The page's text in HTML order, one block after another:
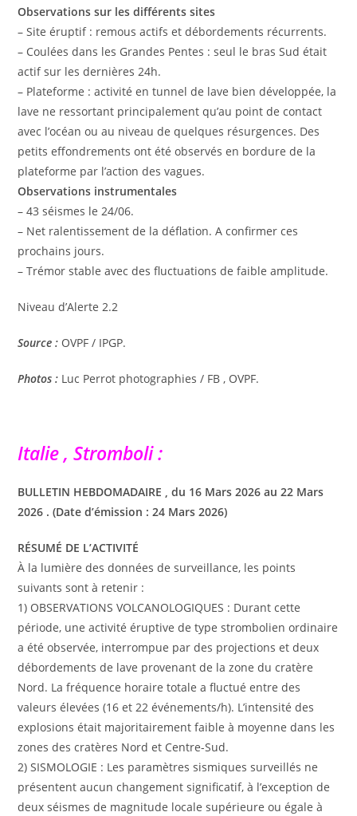
Observations sur les différents sites
– Site éruptif : remous actifs et débordements récurrents.
– Coulées dans les Grandes Pentes : seul le bras Sud était
actif sur les dernières 24h.
– Plateforme : activité en tunnel de lave bien développée, la
lave ne ressortant principalement qu’au point de contact
avec l’océan ou au niveau de quelques résurgences. Des
petits effondrements ont été observés en bordure de la
plateforme par l’action des vagues.
Observations instrumentales
– 43 séismes le 24/06.
– Net ralentissement de la déflation. A confirmer ces
prochains jours.
– Trémor stable avec des fluctuations de faible amplitude.
Niveau d’Alerte 2.2
Source : OVPF / IPGP.
Photos : Luc Perrot photographies / FB , OVPF.
Italie , Stromboli :
BULLETIN HEBDOMADAIRE , du 16 Mars 2026 au 22 Mars
2026 . (Date d’émission : 24 Mars 2026)
RÉSUMÉ DE L’ACTIVITÉ
À la lumière des données de surveillance, les points
suivants sont à retenir :
1) OBSERVATIONS VOLCANOLOGIQUES : Durant cette
période, une activité éruptive de type strombolien ordinaire
a été observée, interrompue par des projections et deux
débordements de lave provenant de la zone du cratère
Nord. La fréquence horaire totale a fluctué entre des
valeurs élevées (16 et 22 événements/h). L’intensité des
explosions était majoritairement faible à moyenne dans les
zones des cratères Nord et Centre-Sud.
2) SISMOLOGIE : Les paramètres sismiques surveillés ne
présentent aucun changement significatif, à l’exception de
deux séismes de magnitude locale supérieure ou égale à